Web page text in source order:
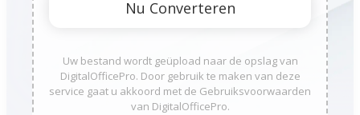
Uw bestand wordt geüpload naar de opslag van
DigitalOfficePro. Door gebruik te maken van deze
service gaat u akkoord met de Gebruiksvoorwaarden
van DigitalOfficePro.